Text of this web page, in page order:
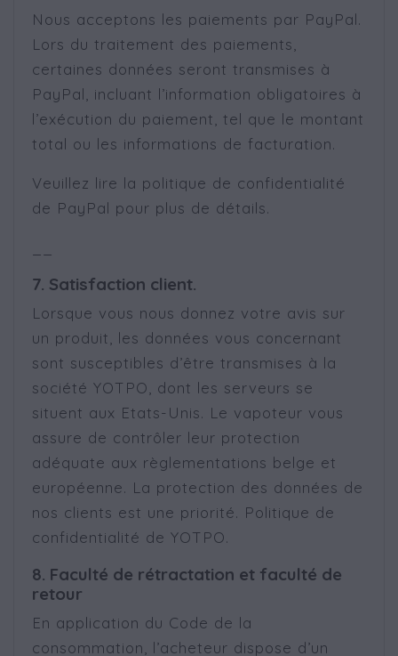
Nous acceptons les paiements par PayPal.
Lors du traitement des paiements,
certaines données seront transmises à
PayPal, incluant l’information obligatoires à
l’exécution du paiement, tel que le montant
total ou les informations de facturation.
Veuillez lire la politique de confidentialité
de PayPal pour plus de détails.
7. Satisfaction client.
Lorsque vous nous donnez votre avis sur
un produit, les données vous concernant
sont susceptibles d’être transmises à la
société YOTPO, dont les serveurs se
situent aux Etats-Unis. Le vapoteur vous
assure de contrôler leur protection
adéquate aux règlementations belge et
européenne. La protection des données de
nos clients est une priorité. Politique de
confidentialité de YOTPO.
8. Faculté de rétractation et faculté de
retour
En application du Code de la
consommation, l’acheteur dispose d’un